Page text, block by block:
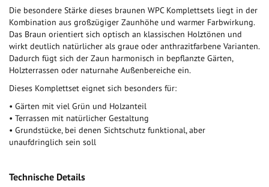
Die besondere Stärke dieses braunen WPC Komplettsets liegt in der
Kombination aus großzügiger Zaunhöhe und warmer Farbwirkung.
Das Braun orientiert sich optisch an klassischen Holztönen und
wirkt deutlich natürlicher als graue oder anthrazitfarbene Varianten.
Dadurch fügt sich der Zaun harmonisch in bepflanzte Gärten,
Holzterrassen oder naturnahe Außenbereiche ein.
Dieses Komplettset eignet sich besonders für:
• Gärten mit viel Grün und Holzanteil
• Terrassen mit natürlicher Gestaltung
• Grundstücke, bei denen Sichtschutz funktional, aber
unaufdringlich sein soll
Technische Details